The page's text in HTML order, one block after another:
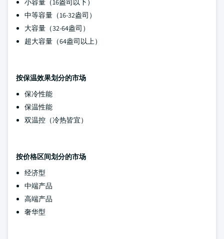
中等容量（16-32盎司）
大容量（32-64盎司）
超大容量（64盎司以上）
按保温效果划分的市场
保冷性能
保温性能
双温控（冷热皆宜）
按价格区间划分的市场
经济型
中端产品
高端产品
奢华型